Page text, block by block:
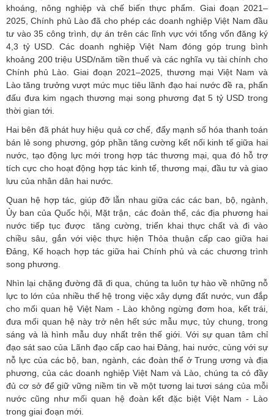
khoáng, nông nghiệp và chế biến thực phẩm. Giai đoạn 2021–
2025, Chính phủ Lào đã cho phép các doanh nghiệp Việt Nam đầu
tư vào 35 công trình, dự án trên các lĩnh vực với tổng vốn đăng ký
4,3 tỷ USD. Các doanh nghiệp Việt Nam đóng góp trung bình
khoảng 200 triệu USD/năm tiền thuế và các nghĩa vụ tài chính cho
Chính phủ Lào. Giai đoạn 2021–2025, thương mại Việt Nam và
Lào tăng trưởng vượt mức mục tiêu lãnh đạo hai nước đề ra, phấn
đấu đưa kim ngạch thương mại song phương đạt 5 tỷ USD trong
thời gian tới.
Hai bên đã phát huy hiệu quả cơ chế, đẩy mạnh số hóa thanh toán
bán lẻ song phương, góp phần tăng cường kết nối kinh tế giữa hai
nước, tạo động lực mới trong hợp tác thương mại, qua đó hỗ trợ
tích cực cho hoạt động hợp tác kinh tế, thương mại, đầu tư và giao
lưu của nhân dân hai nước.
Quan hệ hợp tác, giúp đỡ lẫn nhau giữa các các ban, bộ, ngành,
Ủy ban của Quốc hội, Mặt trận, các đoàn thể, các địa phương hai
nước tiếp tục được tăng cường, triển khai thực chất và đi vào
chiều sâu, gắn với việc thực hiện Thỏa thuận cấp cao giữa hai
Đảng, Kế hoạch hợp tác giữa hai Chính phủ và các chương trình
song phương.
Nhìn lại chặng đường đã đi qua, chúng ta luôn tự hào về những nỗ
lực to lớn của nhiều thế hệ trong việc xây dựng đất nước, vun đắp
cho mối quan hệ Việt Nam - Lào không ngừng đơm hoa, kết trái,
đưa mối quan hệ này trở nên hết sức mẫu mực, tủy chung, trong
sáng và là hình mẫu duy nhất trên thế giới. Với sự quan tâm chỉ
đạo sát sao của Lãnh đạo cấp cao hai Đảng, hai nước, cùng với sự
nỗ lực của các bộ, ban, ngành, các đoàn thể ở Trung ương và địa
phương, của các doanh nghiệp Việt Nam và Lào, chúng ta có đầy
đủ cơ sở để giữ vững niềm tin về một tương lai tươi sáng của mỗi
nước cũng như mối quan hệ đoàn kết đặc biệt Việt Nam - Lào
trong giai đoạn mới.